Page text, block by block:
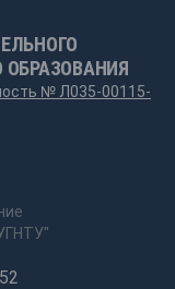
№ Л035-00115-